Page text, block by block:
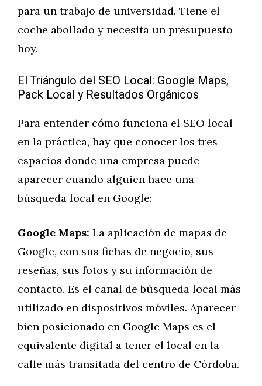
para un trabajo de universidad. Tiene el
coche abollado y necesita un presupuesto
hoy.
El Triángulo del SEO Local: Google Maps,
Pack Local y Resultados Orgánicos
Para entender cómo funciona el SEO local
en la práctica, hay que conocer los tres
espacios donde una empresa puede
aparecer cuando alguien hace una
búsqueda local en Google:
Google Maps: La aplicación de mapas de
Google, con sus fichas de negocio, sus
reseñas, sus fotos y su información de
contacto. Es el canal de búsqueda local más
utilizado en dispositivos móviles. Aparecer
bien posicionado en Google Maps es el
equivalente digital a tener el local en la
calle más transitada del centro de Córdoba.